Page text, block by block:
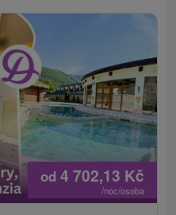
od 4 702,13 Kč
/noc/osoba